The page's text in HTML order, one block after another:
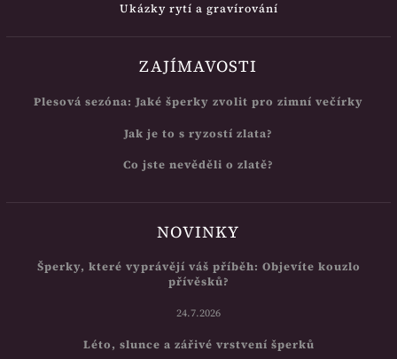
Ukázky rytí a gravírování
ZAJÍMAVOSTI
Plesová sezóna: Jaké šperky zvolit pro zimní večírky
Jak je to s ryzostí zlata?
Co jste nevěděli o zlatě?
NOVINKY
Šperky, které vyprávějí váš příběh: Objevíte kouzlo
přívěsků?
24.7.2026
Léto, slunce a zářivé vrstvení šperků